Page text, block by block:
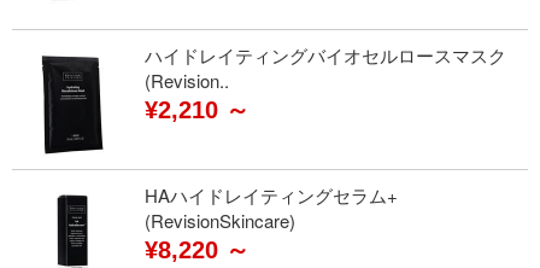
ハイドレイティングバイオセルロースマスク
(Revision..
¥2,210 ～
HAハイドレイティングセラム+
(RevisionSkincare)
¥8,220 ～